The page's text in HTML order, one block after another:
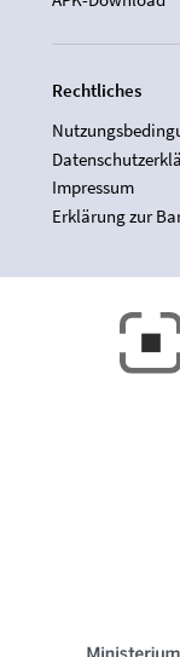
Rechtliches
Impressum
Erklärung zur